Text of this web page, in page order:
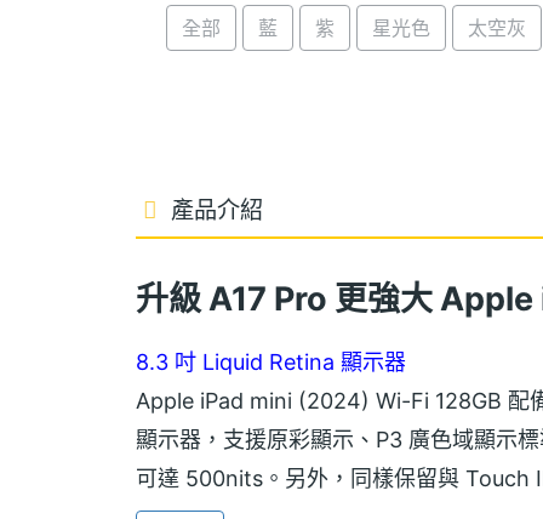
全部 藍 紫 星光色 太空灰
產品介紹
升級 A17 Pro 更強大Apple
8.3 吋 Liquid Retina 顯示器
Apple iPad mini (2024) Wi-Fi 128GB 配
顯示器，支援原彩顯示、P3 廣色域顯示
可達 500nits。另外，同樣保留與 Touch